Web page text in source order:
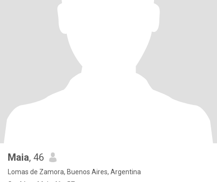
Maia, 46
Lomas de Zamora, Buenos Aires, Argentina